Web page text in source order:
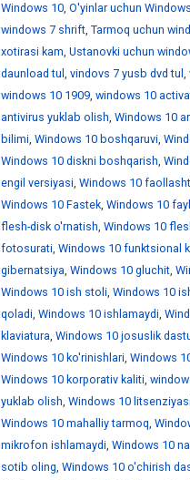
Windows 10, O'yinlar uchun
windows 7 shrift, Tarmoq uchun
xotirasi kam, Ustanovki uchun
daunload tul , vindovs 7 yusb dvd tul ,
windows 10 1909, windows 10
antivirus yuklab olish, Windows 10
bilimi, Windows 10 boshqaruvi,
Windows 10 diskni boshqarish,
engil versiyasi, Windows 10
Windows 10 Fastek, Windows 10
flesh-disk o'rnatish, Windows 10
fotosurati, Windows 10 funktsional
gibernatsiya, Windows 10 gluchit,
Windows 10 ish stoli, Windows 10
qoladi, Windows 10 ishlamaydi,
klaviatura, Windows 10 josuslik
Windows 10 ko'rinishlari, Windows
Windows 10 korporativ kaliti,
yuklab olish, Windows 10 litsenziyasi
Windows 10 mahalliy tarmoq,
mikrofon ishlamaydi, Windows 10
sotib oling, Windows 10 o'chirish